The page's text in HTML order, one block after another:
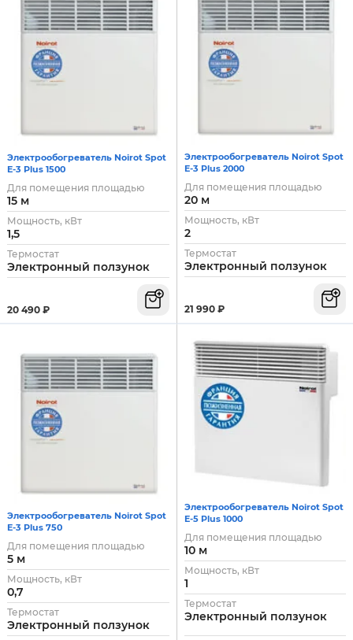
Электрообогреватель Noirot Spot
E-3 Plus 1500
Для помещения площадью
15 м
Мощность, кВт
1,5
Термостат
Электронный ползунок
20 490 ₽
Электрообогреватель Noirot Spot
E-3 Plus 2000
Для помещения площадью
20 м
Мощность, кВт
2
Термостат
Электронный ползунок
21 990 ₽
Электрообогреватель Noirot Spot
E-3 Plus 750
Для помещения площадью
5 м
Мощность, кВт
0,7
Термостат
Электронный ползунок
Электрообогреватель Noirot Spot
E-5 Plus 1000
Для помещения площадью
10 м
Мощность, кВт
1
Термостат
Электронный ползунок